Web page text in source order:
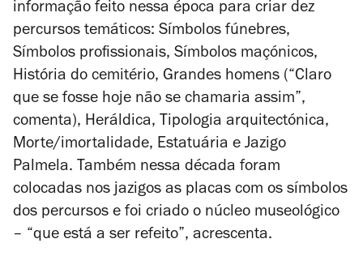
informação feito nessa época para criar dez
percursos temáticos: Símbolos fúnebres,
Símbolos profissionais, Símbolos maçónicos,
História do cemitério, Grandes homens (“Claro
que se fosse hoje não se chamaria assim”,
comenta), Heráldica, Tipologia arquitectónica,
Morte/imortalidade, Estatuária e Jazigo
Palmela. Também nessa década foram
colocadas nos jazigos as placas com os símbolos
dos percursos e foi criado o núcleo museológico
– “que está a ser refeito”, acrescenta.